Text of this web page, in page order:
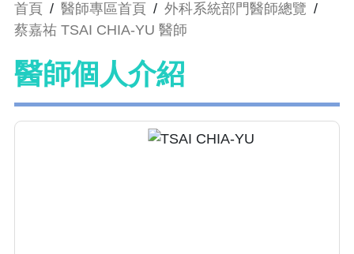
首頁 / 醫師專區首頁 / 外科系統部門醫師總覽 /
蔡嘉祐 TSAI CHIA-YU 醫師
醫師個人介紹